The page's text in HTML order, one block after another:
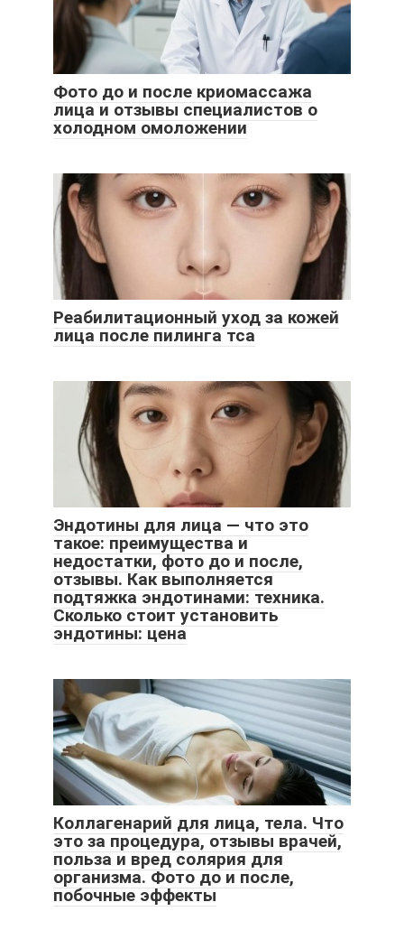
Фото до и после криомассажа
лица и отзывы специалистов о
холодном омоложении
Реабилитационный уход за кожей
лица после пилинга тса
Эндотины для лица — что это
такое: преимущества и
недостатки, фото до и после,
отзывы. Как выполняется
подтяжка эндотинами: техника.
Сколько стоит установить
эндотины: цена
Коллагенарий для лица, тела. Что
это за процедура, отзывы врачей,
польза и вред солярия для
организма. Фото до и после,
побочные эффекты